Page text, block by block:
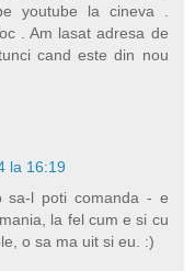
youtube la cineva .
. Am lasat adresa de
cand este din nou
la 16:19
sa-l poti comanda - e
la fel cum e si cu
o sa ma uit si eu. :)